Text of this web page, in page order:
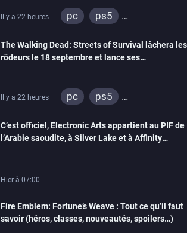
Il y a 22 heures pc
ps5
The Walking Dead: Streets of Survival lâchera les
rôdeurs le 18 septembre et lance ses
Il y a 22 heures pc
ps5
switch 2
C’est officiel, Electronic Arts appartient au PIF de
l’Arabie saoudite, à Silver Lake et à Affinity
Hier à 07:00
Fire Emblem: Fortune’s Weave : Tout ce qu’il faut
savoir (héros, classes, nouveautés, spoilers…)